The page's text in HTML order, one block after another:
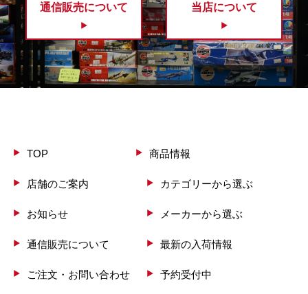
通信販売について 当店について
TOP
店舗のご案内
お知らせ
通信販売について
ご注文・お問い合わせ
商品情報
カテゴリーから選ぶ
メーカーから選ぶ
最新の入荷情報
予約受付中